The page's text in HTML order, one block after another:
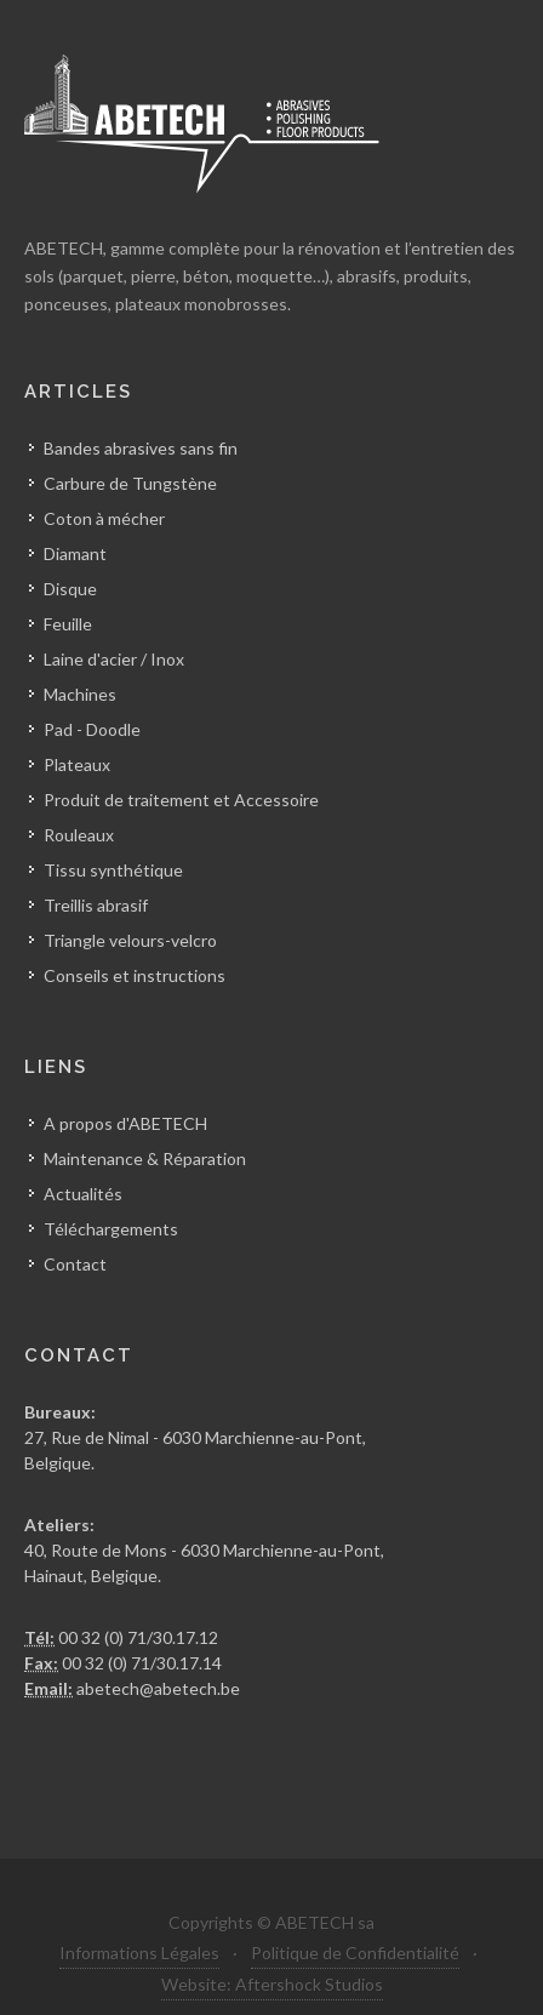
ABETECH, gamme complète pour la rénovation et l’entretien des
sols (parquet, pierre, béton, moquette…), abrasifs, produits,
ponceuses, plateaux monobrosses.
ARTICLES
Bandes abrasives sans fin
Carbure de Tungstène
Coton à mécher
Diamant
Disque
Feuille
Laine d'acier / Inox
Machines
Pad - Doodle
Plateaux
Produit de traitement et Accessoire
Rouleaux
Tissu synthétique
Treillis abrasif
Triangle velours-velcro
Conseils et instructions
LIENS
A propos d'ABETECH
Maintenance & Réparation
Actualités
Téléchargements
Contact
CONTACT
Bureaux:
27, Rue de Nimal - 6030 Marchienne-au-Pont,
Belgique.
Ateliers:
40, Route de Mons - 6030 Marchienne-au-Pont,
Hainaut, Belgique.
Tél: 00 32 (0) 71/30.17.12
Fax: 00 32 (0) 71/30.17.14
Email: abetech@abetech.be
Copyrights © ABETECH sa
Informations Légales
· Politique de Confidentialité
·
Website: Aftershock Studios